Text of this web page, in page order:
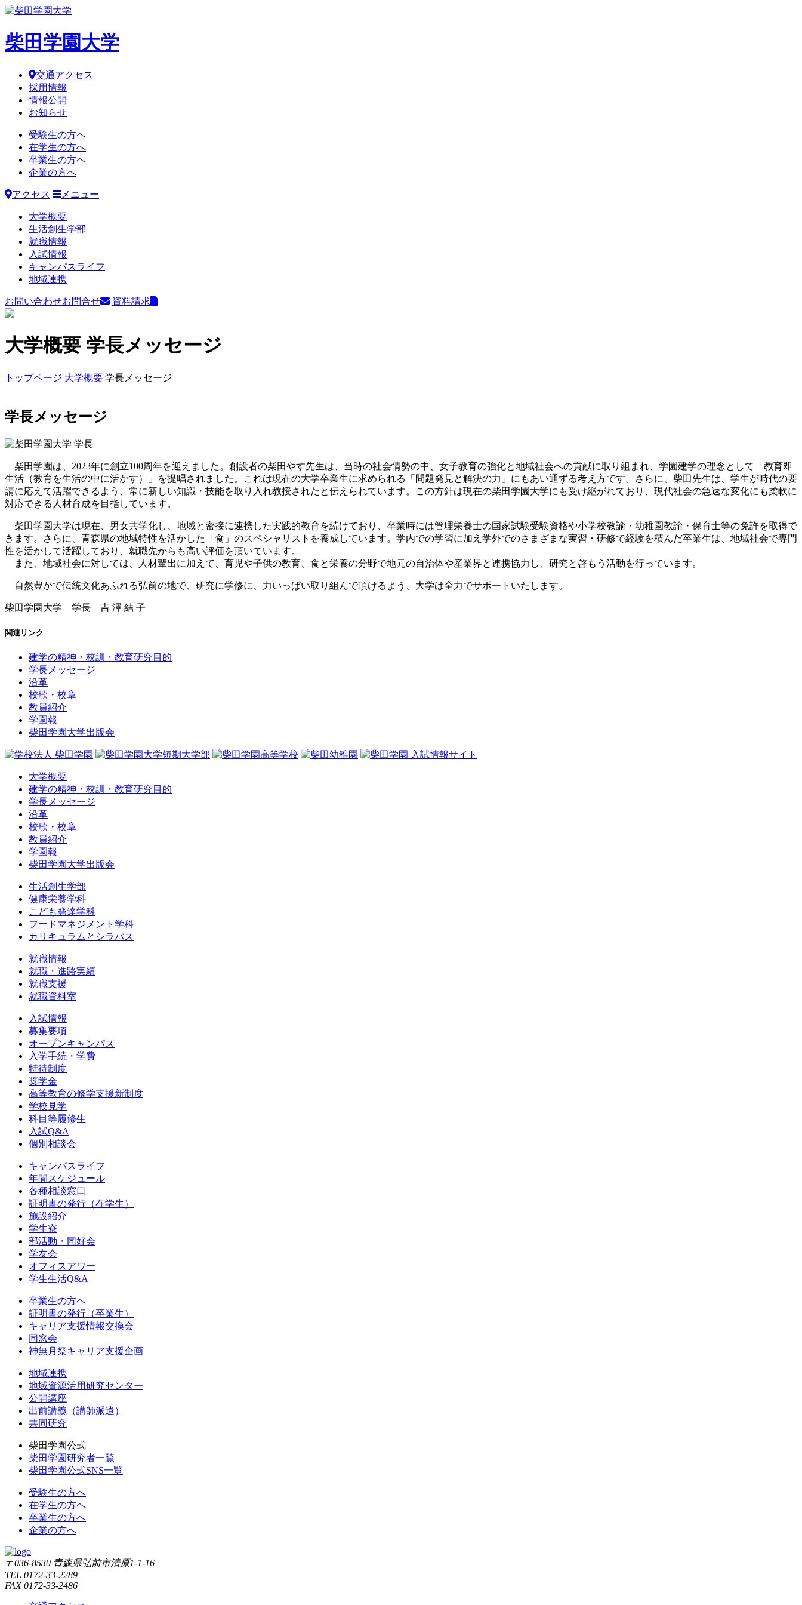
柴田学園大学
交通アクセス
採用情報
情報公開
お知らせ
受験生の方へ
在学生の方へ
卒業生の方へ
企業の方へ
アクセス メニュー
大学概要
生活創生学部
就職情報
入試情報
キャンパスライフ
地域連携
お問い合わせお問合せ 資料請求
大学概要 学長メッセージ
トップページ 大学概要 学長メッセージ
学長メッセージ
柴田学園は、2023年に創立100周年を迎えました。創設者の柴田やす先生は、当時の社会情勢の中、女子教育の強化と地域社会への貢献に取り組まれ、学園建学の理念として「教育即
生活（教育を生活の中に活かす）」を提唱されました。これは現在の大学卒業生に求められる「問題発見と解決の力」にもあい通ずる考え方です。さらに、柴田先生は、学生が時代の要
請に応えて活躍できるよう、常に新しい知識・技能を取り入れ教授されたと伝えられています。この方針は現在の柴田学園大学にも受け継がれており、現代社会の急速な変化にも柔軟に
対応できる人材育成を目指しています。
柴田学園大学は現在、男女共学化し、地域と密接に連携した実践的教育を続けており、卒業時には管理栄養士の国家試験受験資格や小学校教諭・幼稚園教諭・保育士等の免許を取得で
きます。さらに、青森県の地域特性を活かした「食」のスペシャリストを養成しています。学内での学習に加え学外でのさまざまな実習・研修で経験を積んだ卒業生は、地域社会で専門
性を活かして活躍しており、就職先からも高い評価を頂いています。
また、地域社会に対しては、人材輩出に加えて、育児や子供の教育、食と栄養の分野で地元の自治体や産業界と連携協力し、研究と啓もう活動を行っています。
自然豊かで伝統文化あふれる弘前の地で、研究に学修に、力いっぱい取り組んで頂けるよう、大学は全力でサポートいたします。
柴田学園大学 学長 吉 澤 結 子
関連リンク
建学の精神・校訓・教育研究目的
学長メッセージ
沿革
校歌・校章
教員紹介
学園報
柴田学園大学出版会
大学概要
建学の精神・校訓・教育研究目的
学長メッセージ
沿革
校歌・校章
教員紹介
学園報
柴田学園大学出版会
生活創生学部
健康栄養学科
こども発達学科
フードマネジメント学科
カリキュラムとシラバス
就職情報
就職・進路実績
就職支援
就職資料室
入試情報
募集要項
オープンキャンパス
入学手続・学費
特待制度
奨学金
高等教育の修学支援新制度
学校見学
科目等履修生
入試Q&A
個別相談会
キャンパスライフ
年間スケジュール
各種相談窓口
証明書の発行（在学生）
施設紹介
学生寮
部活動・同好会
学友会
オフィスアワー
学生生活Q&A
卒業生の方へ
証明書の発行（卒業生）
キャリア支援情報交換会
同窓会
神無月祭キャリア支援企画
地域連携
地域資源活用研究センター
公開講座
出前講義（講師派遣）
共同研究
柴田学園公式
柴田学園研究者一覧
柴田学園公式SNS一覧
受験生の方へ
在学生の方へ
卒業生の方へ
企業の方へ
〒036-8530 青森県弘前市清原1-1-16
TEL 0172-33-2289
FAX 0172-33-2486